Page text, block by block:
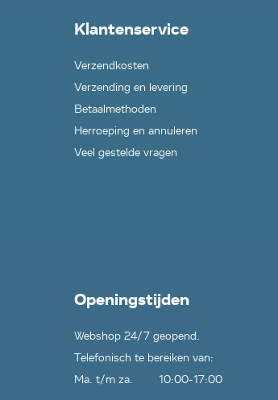
Klantenservice
Verzendkosten
Verzending en levering
Betaalmethoden
Herroeping en annuleren
Veel gestelde vragen
Openingstijden
Webshop 24/7 geopend.
Telefonisch te bereiken van:
Ma. t/m za.
10:00-17:00